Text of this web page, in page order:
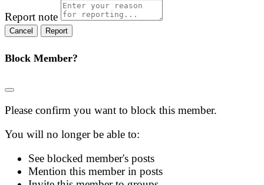
Report note
Report
Block Member?
Please confirm you want to block this member.
You will no longer be able to:
See blocked member's posts
Mention this member in posts